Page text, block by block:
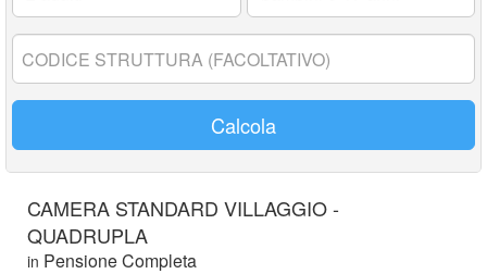
17
Codice
struttura:
Calcola
CAMERA STANDARD VILLAGGIO -
QUADRUPLA
in Pensione Completa